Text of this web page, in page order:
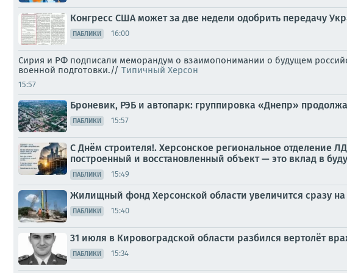
Конгресс США может за две недели одобрить передачу
ПАБЛИКИ 16:00
Сирия и РФ подписали меморандум о взаимопонимании о будущем
военной подготовки.// Типичный Херсон
15:57
Броневик, РЭБ и автопарк: группировка «Днепр»
ПАБЛИКИ 15:57
С Днём строителя!. Херсонское региональное отделение
построенный и восстановленный объект — это вклад в
ПАБЛИКИ 15:49
Жилищный фонд Херсонской области увеличится сразу на
ПАБЛИКИ 15:40
31 июля в Кировоградской области разбился вертолёт
ПАБЛИКИ 15:34